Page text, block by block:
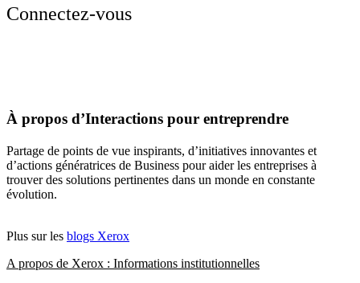
Connectez-vous
À propos d’Interactions pour entreprendre
Partage de points de vue inspirants, d’initiatives innovantes et
d’actions génératrices de Business pour aider les entreprises à
trouver des solutions pertinentes dans un monde en constante
évolution.
Plus sur les blogs Xerox
A propos de Xerox : Informations institutionnelles